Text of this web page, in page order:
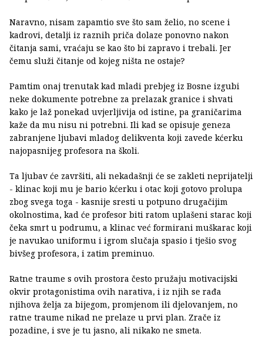
Naravno, nisam zapamtio sve što sam želio, no scene i
kadrovi, detalji iz raznih priča dolaze ponovno nakon
čitanja sami, vraćaju se kao što bi zapravo i trebali. Jer
čemu služi čitanje od kojeg ništa ne ostaje?
Pamtim onaj trenutak kad mladi prebjeg iz Bosne izgubi
neke dokumente potrebne za prelazak granice i shvati
kako je laž ponekad uvjerljivija od istine, pa graničarima
kaže da mu nisu ni potrebni. Ili kad se opisuje geneza
zabranjene ljubavi mladog delikventa koji zavede kćerku
najopasnijeg profesora na školi.
Ta ljubav će završiti, ali nekadašnji će se zakleti neprijatelji
- klinac koji mu je bario kćerku i otac koji gotovo prolupa
zbog svega toga - kasnije sresti u potpuno drugačijim
okolnostima, kad će profesor biti ratom uplašeni starac koji
čeka smrt u podrumu, a klinac već formirani muškarac koji
je navukao uniformu i igrom slučaja spasio i tješio svog
bivšeg profesora, i zatim preminuo.
Ratne traume s ovih prostora često pružaju motivacijski
okvir protagonistima ovih narativa, i iz njih se rađa
njihova želja za bijegom, promjenom ili djelovanjem, no
ratne traume nikad ne prelaze u prvi plan. Zrače iz
pozadine, i sve je tu jasno, ali nikako ne smeta.